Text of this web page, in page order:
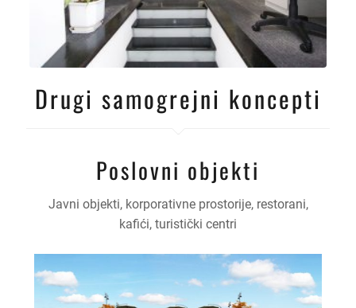
Drugi samogrejni koncepti
Poslovni objekti
Javni objekti, korporativne prostorije, restorani,
kafići, turistički centri